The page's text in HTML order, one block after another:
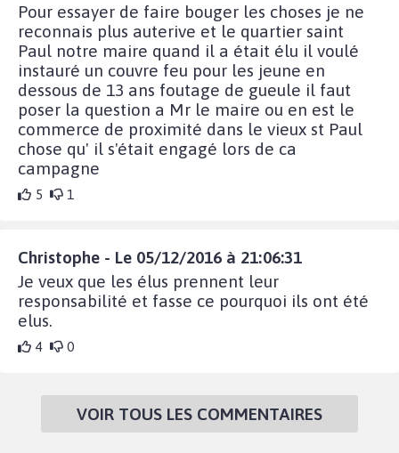
Pour essayer de faire bouger les choses je ne
reconnais plus auterive et le quartier saint
Paul notre maire quand il a était élu il voulé
instauré un couvre feu pour les jeune en
dessous de 13 ans foutage de gueule il faut
poser la question a Mr le maire ou en est le
commerce de proximité dans le vieux st Paul
chose qu' il s'était engagé lors de ca
campagne
5 1
Christophe - Le 05/12/2016 à 21:06:31
Je veux que les élus prennent leur
responsabilité et fasse ce pourquoi ils ont été
elus.
4 0
VOIR TOUS LES COMMENTAIRES